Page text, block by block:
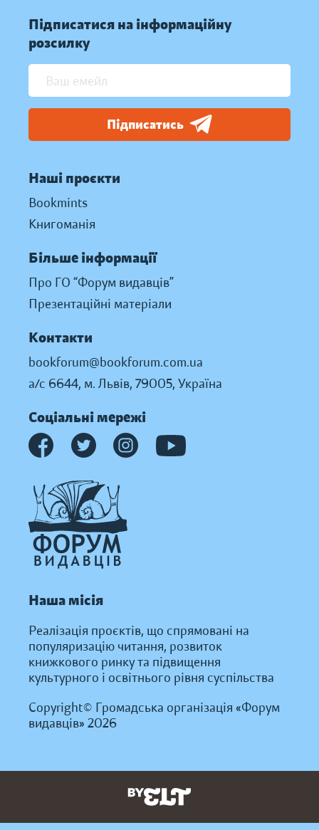
Підписатися на інформаційну
розсилку
Підписатись
Наші проєкти
Bookmints
Книгоманія
Більше інформації
Про ГО “Форум видавців”
Презентаційні матеріали
Контакти
bookforum@bookforum.com.ua
а/с 6644, м. Львів, 79005, Україна
Соціальні мережі
Наша місія
Реалізація проєктів, що спрямовані на
популяризацію читання, розвиток
книжкового ринку та підвищення
культурного і освітнього рівня суспільства
Copyright© Громадська організація «Форум
видавців» 2026